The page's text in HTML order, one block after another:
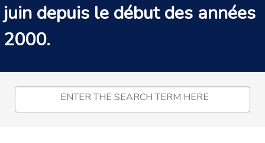
juin depuis le début des années
2000.